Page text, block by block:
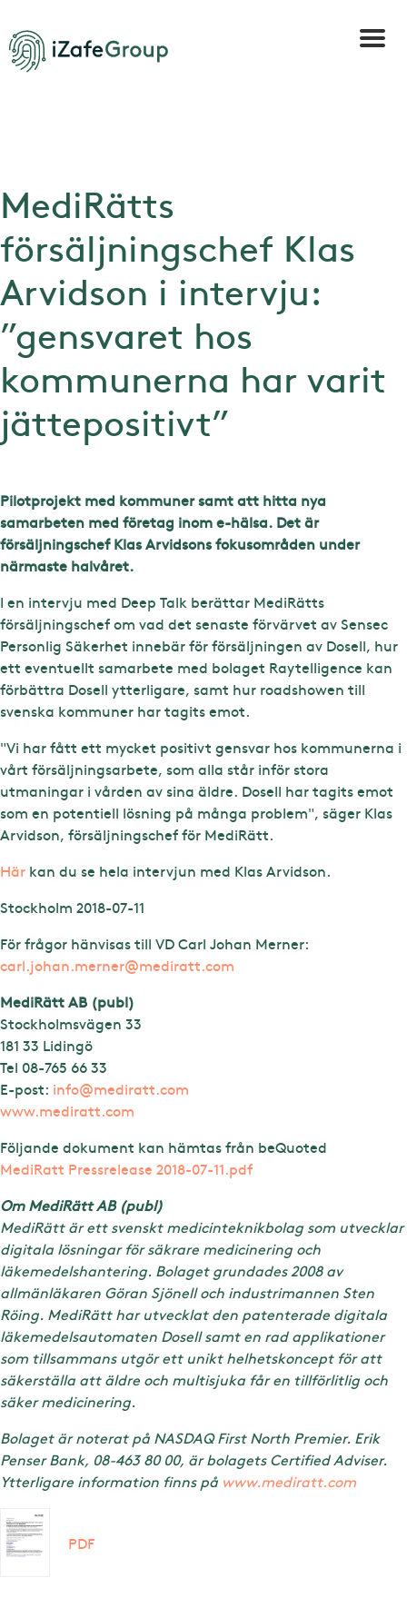
MediRätts
försäljningschef Klas
Arvidson i intervju:
”gensvaret hos
kommunerna har varit
jättepositivt”
Pilotprojekt med kommuner samt att hitta nya
samarbeten med företag inom e-hälsa. Det är
försäljningschef Klas Arvidsons fokusområden under
närmaste halvåret.
I en intervju med Deep Talk berättar MediRätts
försäljningschef om vad det senaste förvärvet av Sensec
Personlig Säkerhet innebär för försäljningen av Dosell, hur
ett eventuellt samarbete med bolaget Raytelligence kan
förbättra Dosell ytterligare, samt hur roadshowen till
svenska kommuner har tagits emot.
"Vi har fått ett mycket positivt gensvar hos kommunerna i
vårt försäljningsarbete, som alla står inför stora
utmaningar i vården av sina äldre. Dosell har tagits emot
som en potentiell lösning på många problem", säger Klas
Arvidson, försäljningschef för MediRätt.
Här kan du se hela intervjun med Klas Arvidson.
Stockholm 2018-07-11
För frågor hänvisas till VD Carl Johan Merner:
carl.johan.merner@mediratt.com
MediRätt AB (publ)
Stockholmsvägen 33
181 33 Lidingö
Tel 08-765 66 33
E-post: info@mediratt.com
www.mediratt.com
Följande dokument kan hämtas från beQuoted
MediRatt Pressrelease 2018-07-11.pdf
Om MediRätt AB (publ)
MediRätt är ett svenskt medicinteknikbolag som utvecklar
digitala lösningar för säkrare medicinering och
läkemedelshantering. Bolaget grundades 2008 av
allmänläkaren Göran Sjönell och industrimannen Sten
Röing. MediRätt har utvecklat den patenterade digitala
läkemedelsautomaten Dosell samt en rad applikationer
som tillsammans utgör ett unikt helhetskoncept för att
säkerställa att äldre och multisjuka får en tillförlitlig och
säker medicinering.
Bolaget är noterat på NASDAQ First North Premier. Erik
Penser Bank, 08-463 80 00, är bolagets Certified Adviser.
Ytterligare information finns på www.mediratt.com
PDF